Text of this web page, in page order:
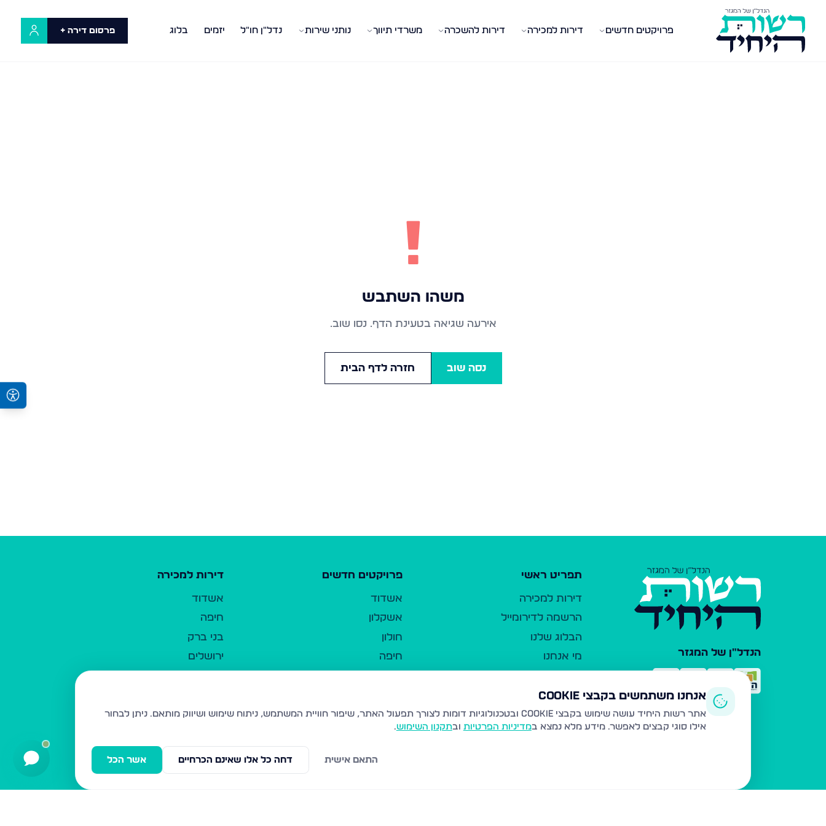
פרויקטים חדשים דירות למכירה דירות להשכרה משרדי תיווך נותני שירות נדל"ן חו"ל יזמים בלוג פרסום דירה +
!
משהו השתבש
אירעה שגיאה בטעינת הדף. נסו שוב.
נסה שוב חזרה לדף הבית
הנדל"ן של המגזר
תפריט ראשי
דירות למכירה
הרשמה לדירומייל
הבלוג שלנו
מי אנחנו
כלי עזר
פרסום ברשות היחיד
משרדי תיווך
פרויקטים חדשים
אשדוד
אשקלון
חולון
חיפה
נהריה
עמנואל
דירות למכירה
אשדוד
חיפה
בני ברק
ירושלים
בית שמש
ביתר עילית
אנחנו משתמשים בקבצי Cookie
אתר רשות היחיד עושה שימוש בקבצי Cookie ובטכנולוגיות דומות לצורך תפעול האתר, שיפור חוויית המשתמש, ניתוח שימוש ושיווק מותאם.
ניתן לבחור
אילו סוגי קבצים לאפשר. מידע מלא נמצא במדיניות הפרטיות ובתקנון השימוש.
אשר הכל דחה כל אלו שאינם הכרחיים התאם אישית